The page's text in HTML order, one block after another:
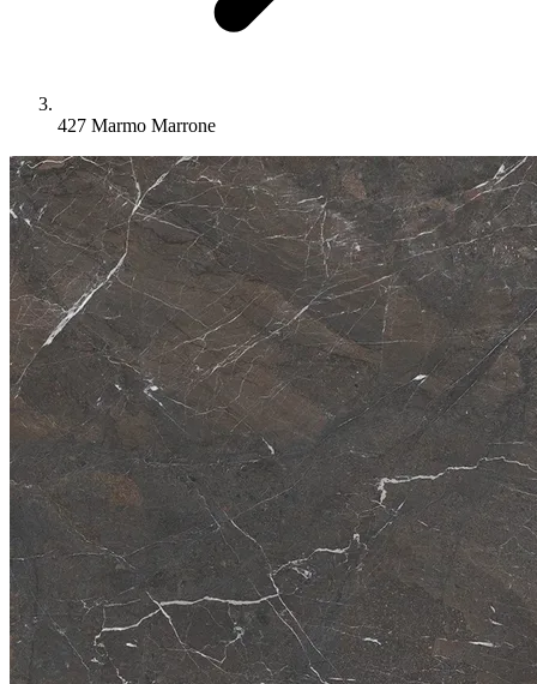
427 Marmo Marrone